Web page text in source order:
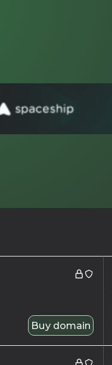
Buy domain